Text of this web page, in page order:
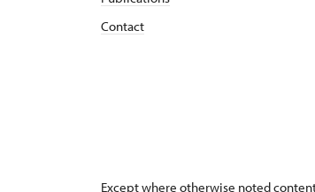
Contact
Except where otherwise noted